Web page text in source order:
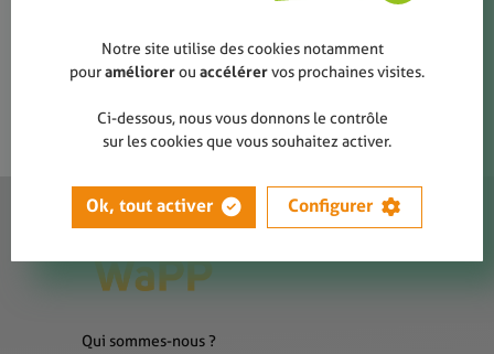
Qui sommes-nous ?
Notre site utilise des cookies notamment
pouraméliorerou accélérervos prochaines visites.
Ci-dessous, nous vous donnons le contrôle
sur les cookies que vous souhaitez activer.
Ok, tout activer Configurer